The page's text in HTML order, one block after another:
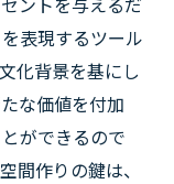
表現するツール
化背景を基にし
な価値を付加
ができるので
間作りの鍵は、